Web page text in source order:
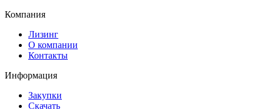
Компания
Лизинг
О компании
Контакты
Информация
Закупки
Скачать